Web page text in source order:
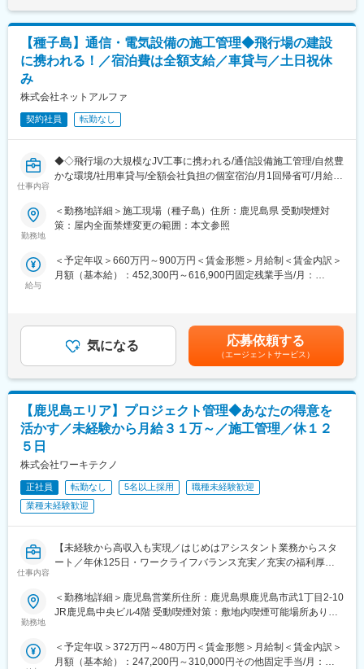
本で社用車を使用し、現場理解を深めながら関係構築を進めてい
く役割です。
顧客と長期的に関わりながら信頼関係を築く営業スタイルです。
課題把握力や提案力が磨かれます。変化の続く建設DX領域で、継
■働く環境
新拠点は少人数からスタート予定。近隣拠点の先輩社員が出張ベ
約3カ月のOJTを実施し、その後既存顧客を引き継ぎます。
・年間休日125日
・残業月15時間以内
核メンバーとして活躍。将来的には顧客基盤の拡大やチーム運営
にも携わることが期待されます。
ます。詳細は以下をご参照ください。
月・12月支給）■決算賞与：年1回（4月支給）※現在＜25期連続＞
支給中賃金はあくまでも目安の金額であり、選考を通じて上下す
る可能性があります。月給(月額)は固定手当を含めた表記です。
【種子島】通信・電気設備の施工管理◆飛行場の建設
に携われる！／宿泊費は全額支給／車貸与／土日祝休
み
株式会社ネットアルファ
契約社員 転勤なし
仕事内容
◆◇飛行場の大規模なJV工事に携われる/通信設備施工管理/自然豊
かな環境/社用車貸与/全額会社負担の個室宿泊/月1回帰省可/月給
官公庁や公共系事業者に向けて、情報通信コンサルティング事業
■業務内容：【変更の範囲：会社の定める業務】
＜具体的には＞
・施工計画の作成／見直し
・現場監督業務
└作業員は下請け業者に委託しています。
・安全管理
・資材／機材の発注
・会議資料の作成
■組織構成：
現在社員1名、業務委託社員3名（20代後半1名／50代2名／70代1
名）が担当しています。工事全体はかなり年齢層が高く、落ち着
いた雰囲気です。
■入社後の流れ：
まずは、種子島へ赴任いただき現地社員から業務の流れや状況を
■当社・休日の魅力：
も設備の中心部門に携わることが出来るので、施工管理としての
経験値アップも目指せます。
勤務地
＜勤務地詳細＞施工現場（種子島）住所：鹿児島県 受動喫煙対
策：屋内全面禁煙変更の範囲：本文参照
給与
＜予定年収＞660万円～900万円＜賃金形態＞月給制＜賃金内訳＞
月額（基本給）：452,300円～616,900円固定残業手当/月：
経験・スキルによって給与額は変動いたします。賃金はあくまで
も目安の金額であり、選考を通じて上下する可能性があります。
月給(月額)は固定手当を含めた表記です。
気になる 応募依頼する
（エージェントサービス）
【鹿児島エリア】プロジェクト管理◆あなたの得意を
活かす／未経験から月給３１万～／施工管理／休１２
５日
株式会社ワーキテクノ
正社員 転勤なし 5名以上採用
職種未経験歓迎
業種未経験歓迎
仕事内容
【未経験から高収入も実現／はじめはアシスタント業務からスタ
ート／年休125日・ワークライフバランス充実／充実の福利厚生
■業務概要
体力仕事や職人作業ではなく、スケジュール調整や書類作成、関
係者との連絡などを通して、プロジェクト全体を進行します。
勤務地
＜勤務地詳細＞鹿児島営業所住所：鹿児島県鹿児島市武1丁目2-10
JR鹿児島中央ビル4階 受動喫煙対策：敷地内喫煙可能場所あり変
＜予定年収＞372万円～480万円＜賃金形態＞月給制＜賃金内訳＞
月額（基本給）：247,200円～310,000円その他固定手当/月：